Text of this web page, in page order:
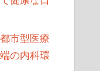
市型医療
の内科環